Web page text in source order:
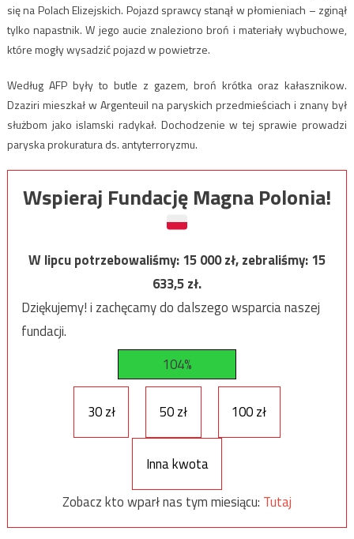
się na Polach Elizejskich. Pojazd sprawcy stanął w płomieniach – zginął
tylko napastnik. W jego aucie znaleziono broń i materiały wybuchowe,
które mogły wysadzić pojazd w powietrze.
Według AFP były to butle z gazem, broń krótka oraz kałasznikow.
Dzaziri mieszkał w Argenteuil na paryskich przedmieściach i znany był
służbom jako islamski radykał. Dochodzenie w tej sprawie prowadzi
paryska prokuratura ds. antyterroryzmu.
Wspieraj Fundację Magna Polonia!
W lipcu potrzebowaliśmy:15 000zł, zebraliśmy:15
633,5zł.
Dziękujemy! i zachęcamy do dalszego wsparcia naszej
fundacji.
104%
30 zł 50 zł 100 zł
Inna kwota
Zobacz kto wparł nas tym miesiącu: Tutaj